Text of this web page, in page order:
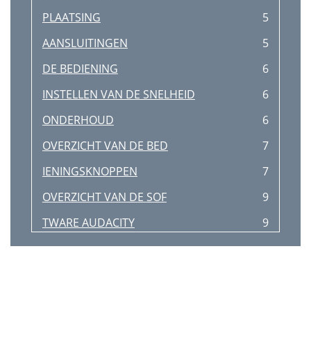
PLAATSING
5
AANSLUITINGEN
5
DE BEDIENING
6
INSTELLEN VAN DE SNELHEID
6
ONDERHOUD
6
OVERZICHT VAN DE BED
7
IENINGSKNOPPEN
7
OVERZICHT VAN DE SOF
9
TWARE AUDACITY
9
Albums opnemen met Audacity
10